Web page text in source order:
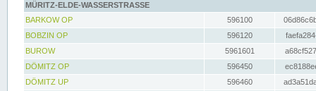
MÜRITZ-ELDE-WASSERSTRASSE
BARKOW OP
596100
BOBZIN OP
596120
BUROW
5961601
DÖMITZ OP
596450
DÖMITZ UP
596460